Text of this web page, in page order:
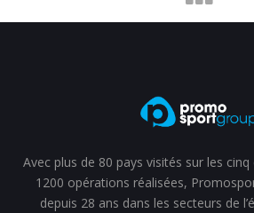
Avec plus de 80 pays visités sur les
1200 opérations réalisées,
depuis 28 ans dans les secteurs de